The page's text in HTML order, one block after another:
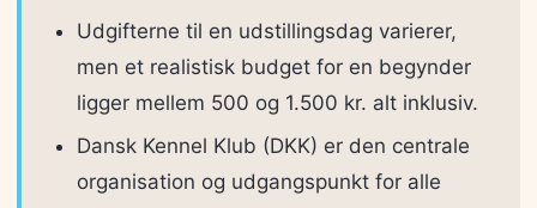
Udgifterne til en udstillingsdag varierer,
men et realistisk budget for en begynder
ligger mellem 500 og 1.500 kr. alt inklusiv.
Dansk Kennel Klub (DKK) er den centrale
organisation og udgangspunkt for alle